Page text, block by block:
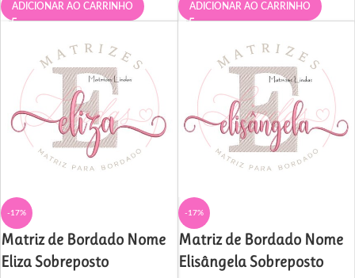
ADICIONAR AO CARRINHO ADICIONAR AO CARRINHO
-17%
Matriz de Bordado Nome
Eliza Sobreposto
-17%
Matriz de Bordado Nome
Elisângela Sobreposto